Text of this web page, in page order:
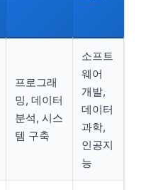
프로그래
밍, 데이터
분석, 시스
템 구축
소프트
웨어
개발,
데이터
과학,
인공지
능